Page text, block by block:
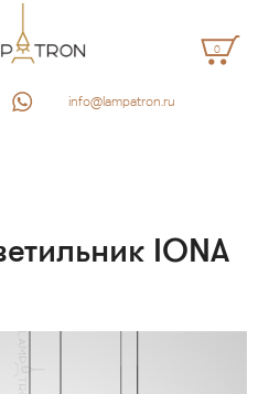
0
info@lampatron.ru
IONA